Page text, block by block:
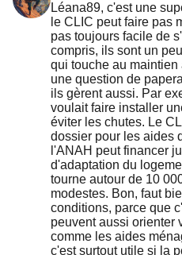
Léana89, c'est une
le CLIC peut faire pas
pas toujours facile de
compris, ils sont un
qui touche au
une question de
ils gèrent aussi. Par
voulait faire installer
éviter les chutes. Le
dossier pour les aides
l'ANAH peut financer
d'adaptation du
tourne autour de 10
modestes. Bon, faut
conditions, parce que
peuvent aussi orienter
comme les aides
c'est surtout utile si la